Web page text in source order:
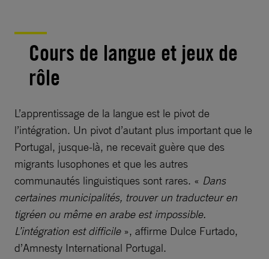
Cours de langue et jeux de
rôle
L’apprentissage de la langue est le pivot de
l’intégration. Un pivot d’autant plus important que le
Portugal, jusque-là, ne recevait guère que des
migrants lusophones et que les autres
communautés linguistiques sont rares. « Dans
certaines municipalités, trouver un traducteur en
tigréen ou même en arabe est impossible.
L’intégration est difficile», affirme Dulce Furtado,
d’Amnesty International Portugal.